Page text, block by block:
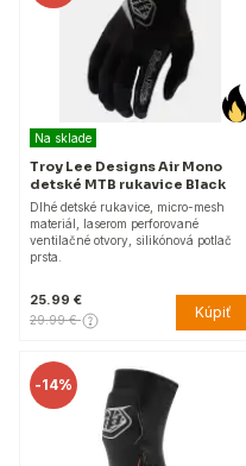
Na sklade
Troy Lee Designs Air Mono
detské MTB rukavice Black
Dlhé detské rukavice, micro-mesh
materiál, laserom perforované
ventilačné otvory, silikónová potlač
prsta.
25.99 €
29.99 € Kúpiť
-14%